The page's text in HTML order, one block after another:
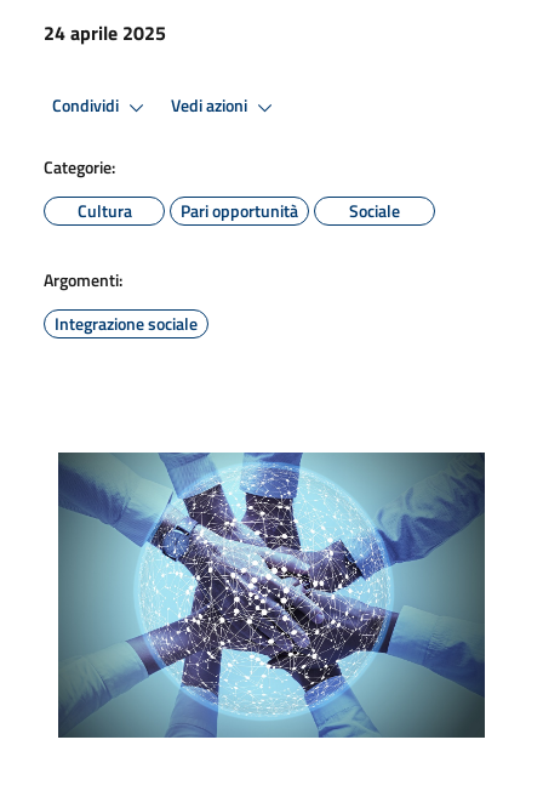
24 aprile 2025
Condividi Vedi azioni
Categorie:
Cultura
Pari opportunità Sociale
Argomenti:
Integrazione sociale